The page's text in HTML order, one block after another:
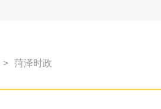
> 菏泽时政